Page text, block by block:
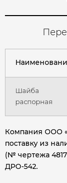
Шайба
распорная
Компания ООО
поставку из
(№ чертежа
ДРО-542.